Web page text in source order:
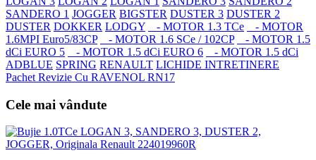
SANDERO 1 JOGGER BIGSTER DUSTER 3 DUSTER 2
DUSTER DOKKER LODGY - MOTOR 1.3 TCe
- MOTOR
1.6MPI Euro5/83CP
- MOTOR 1.6 SCe / 102CP
- MOTOR 1.5
dCi EURO 5
- MOTOR 1.5 dCi EURO 6
- MOTOR 1.5 dCi
ADBLUE SPRING RENAULT LICHIDE INTRETINERE
Pachet Revizie Cu RAVENOL RN17
Cele mai vândute